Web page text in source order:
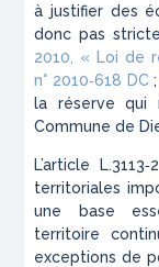
à justifier des
donc pas
2010, « Loi de
n° 2010‑618 DC;
la réserve qui
Commune de
L’article
territoriales
une base
territoire
exceptions de